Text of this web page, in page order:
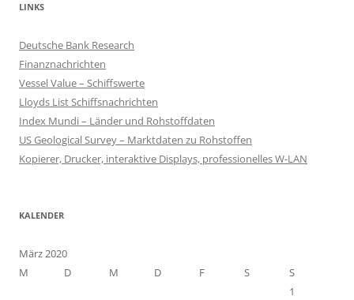
LINKS
Deutsche Bank Research
Finanznachrichten
Vessel Value – Schiffswerte
Lloyds List Schiffsnachrichten
Index Mundi – Länder und Rohstoffdaten
US Geological Survey – Marktdaten zu Rohstoffen
Kopierer, Drucker, interaktive Displays, professionelles W-LAN
KALENDER
März 2020
M
D M D F S
S
1